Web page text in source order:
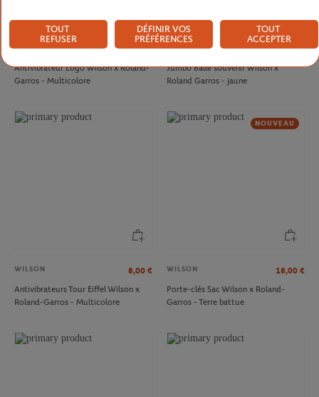
WILSON 8,00 €
Antivibrateur Logo Wilson x Roland-
Garros - Multicolore
WILSON 32,00 €
Jumbo Balle souvenir Wilson x
Roland Garros - jaune
WILSON 8,00 €
Antivibrateurs Tour Eiffel Wilson x
Roland-Garros - Multicolore
NOUVEAU
WILSON 18,00 €
Porte-clés Sac Wilson x Roland-
Garros - Terre battue
TOUT
REFUSER
DÉFINIR VOS
PRÉFÉRENCES
TOUT
ACCEPTER